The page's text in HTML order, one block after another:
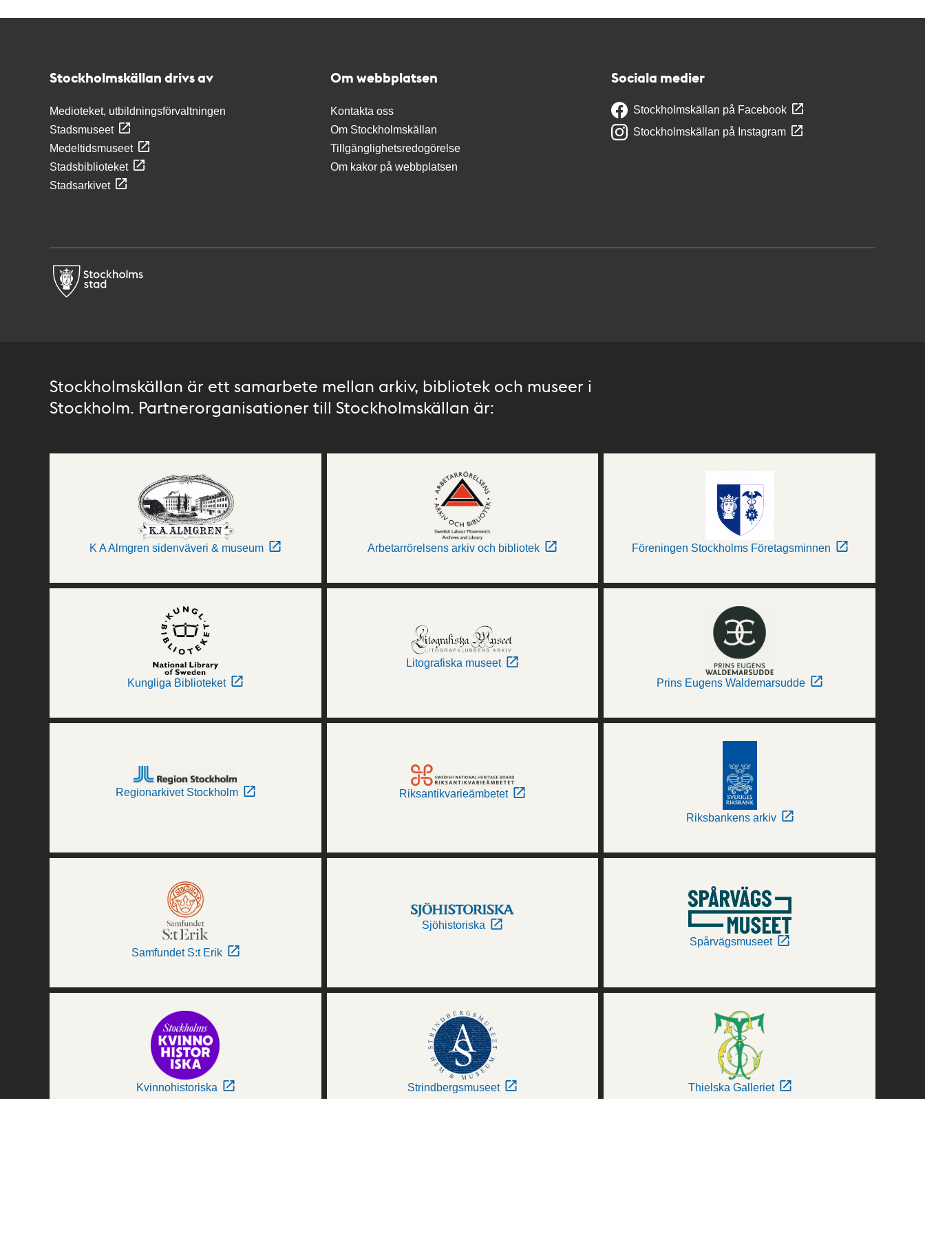
Stockholmskällan drivs av
Medioteket, utbildningsförvaltningen
Stadsmuseet
Medeltidsmuseet
Stadsbiblioteket
Stadsarkivet
Om webbplatsen
Kontakta oss
Om Stockholmskällan
Tillgänglighetsredogörelse
Om kakor på webbplatsen
Sociala medier
Stockholmskällan på Facebook
Stockholmskällan på Instagram
Stockholmskällan är ett samarbete mellan arkiv, bibliotek och museer i
Stockholm. Partnerorganisationer till Stockholmskällan är:
K A Almgren sidenväveri & museum Arbetarrörelsens arkiv och bibliotek Föreningen Stockholms Företagsminnen
Kungliga Biblioteket
Litografiska museet
Prins Eugens Waldemarsudde
Regionarkivet Stockholm Riksantikvarieämbetet
Riksbankens arkiv
Samfundet S:t Erik
Sjöhistoriska
Spårvägsmuseet
Kvinnohistoriska Strindbergsmuseet Thielska Galleriet